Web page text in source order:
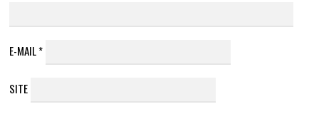
E-MAIL*
SITE